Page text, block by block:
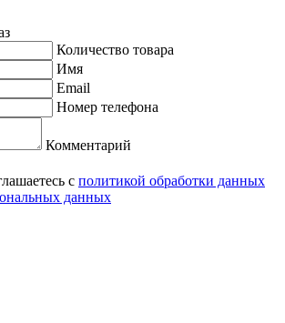
Количество товара
Имя
Email
Номер телефона
Комментарий
с политикой обработки данных
данных